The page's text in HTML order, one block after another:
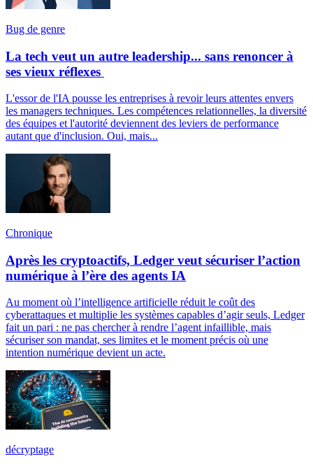
Bug de genre
La tech veut un autre leadership... sans renoncer à
ses vieux réflexes
L'essor de l'IA pousse les entreprises à revoir leurs attentes envers
les managers techniques. Les compétences relationnelles, la diversité
des équipes et l'autorité deviennent des leviers de performance
autant que d'inclusion. Oui, mais...
Chronique
Après les cryptoactifs, Ledger veut sécuriser l’action
numérique à l’ère des agents IA
Au moment où l’intelligence artificielle réduit le coût des
cyberattaques et multiplie les systèmes capables d’agir seuls, Ledger
fait un pari : ne pas chercher à rendre l’agent infaillible, mais
sécuriser son mandat, ses limites et le moment précis où une
intention numérique devient un acte.
décryptage